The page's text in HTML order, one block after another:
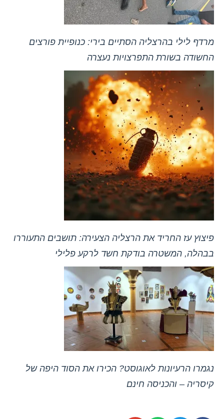
מרדף לילי בהרצליה הסתיים בירי: כנופיית פורצים
החשודה בשורת התפרצויות נעצרה
פיצוץ עז החריד את הרצליה הצעירה: תושבים התעוררו
בבהלה, המשטרה בודקת חשד לרקע פלילי
נגמרו הרעיונות לאוגוסט? הכירו את הסוד היפה של
קיסריה – והכניסה חינם